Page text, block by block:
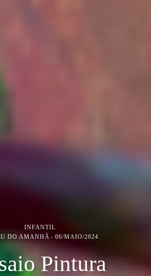
INFANTIL
DO AMANHÃ
06/MAIO/2024
Pintura